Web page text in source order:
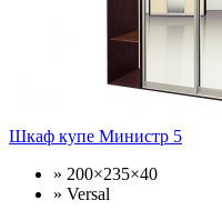
Шкаф купе Министр 5
» 200×235×40
» Versal